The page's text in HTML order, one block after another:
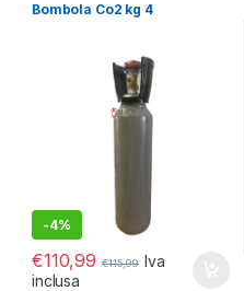
Bombola Co2 kg 4
-4%
€110,99 €115,99 Iva
inclusa